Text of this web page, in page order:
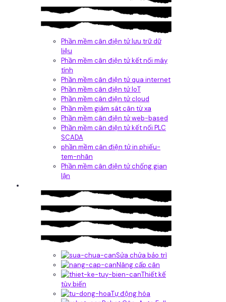
Phần mềm cân điện tử lưu trữ dữ
liệu
Phần mềm cân điện tử kết nối máy
tính
Phần mềm cân điện tử qua internet
Phần mềm cân điện tử IoT
Phần mềm cân điện tử cloud
Phần mềm giám sát cân từ xa
Phần mềm cân điện tử web-based
Phần mềm cân điện tử kết nối PLC
SCADA
phần mềm cân điện tử in phiếu-
tem-nhãn
Phần mềm cân điện tử chống gian
lận
Sửa chửa bảo trì
Nâng cấp cân
Thiết kế
tùy biến
Tự động hóa